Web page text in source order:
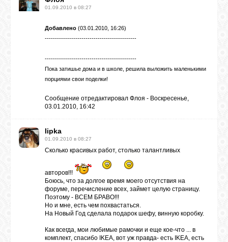
01.09.2010 в 08:27
Добавлено (03.01.2010, 16:26)
---------------------------------------------
---------------------------------------------
Пока затишье дома и в школе, решила выложить маленькими
порциями свои поделки!
Сообщение отредактировал Флоя - Воскресенье,
03.01.2010, 16:42
lipka
01.09.2010 в 08:27
Сколько красивых работ, столько талантливых
авторов!!!
Боюсь, что за долгое время моего отсутствия на
форуме, перечисление всех, займет целую страницу.
Поэтому - ВСЕМ БРАВО!!!
Но и мне, есть чем похвастаться.
На Новый Год сделала подарок шефу, винную коробку.
Как всегда, мои любимые рамочки и еще кое-что ... в
комплект, спасибо IKEA, вот уж правда- есть IKEA, есть